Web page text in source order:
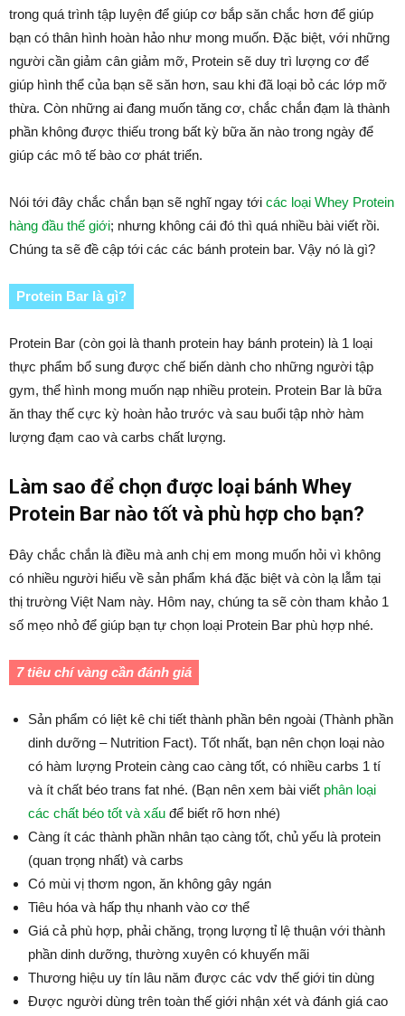
trong quá trình tập luyện để giúp cơ bắp săn chắc hơn để giúp
bạn có thân hình hoàn hảo như mong muốn. Đặc biệt, với những
người cần giảm cân giảm mỡ, Protein sẽ duy trì lượng cơ để
giúp hình thể của bạn sẽ săn hơn, sau khi đã loại bỏ các lớp mỡ
thừa. Còn những ai đang muốn tăng cơ, chắc chắn đạm là thành
phần không được thiếu trong bất kỳ bữa ăn nào trong ngày để
giúp các mô tế bào cơ phát triển.
Nói tới đây chắc chắn bạn sẽ nghĩ ngay tới các loại Whey Protein
hàng đầu thế giới; nhưng không cái đó thì quá nhiều bài viết rồi.
Chúng ta sẽ đề cập tới các các bánh protein bar. Vậy nó là gì?
Protein Bar là gì?
Protein Bar (còn gọi là thanh protein hay bánh protein) là 1 loại
thực phẩm bổ sung được chế biến dành cho những người tập
gym, thể hình mong muốn nạp nhiều protein. Protein Bar là bữa
ăn thay thế cực kỳ hoàn hảo trước và sau buổi tập nhờ hàm
lượng đạm cao và carbs chất lượng.
Làm sao để chọn được loại bánh Whey
Protein Bar nào tốt và phù hợp cho bạn?
Đây chắc chắn là điều mà anh chị em mong muốn hỏi vì không
có nhiều người hiểu về sản phẩm khá đặc biệt và còn lạ lẫm tại
thị trường Việt Nam này. Hôm nay, chúng ta sẽ còn tham khảo 1
số mẹo nhỏ để giúp bạn tự chọn loại Protein Bar phù hợp nhé.
7 tiêu chí vàng cần đánh giá
Sản phẩm có liệt kê chi tiết thành phần bên ngoài (Thành phần
dinh dưỡng – Nutrition Fact). Tốt nhất, bạn nên chọn loại nào
có hàm lượng Protein càng cao càng tốt, có nhiều carbs 1 tí
và ít chất béo trans fat nhé. (Bạn nên xem bài viết phân loại
các chất béo tốt và xấu để biết rõ hơn nhé)
Càng ít các thành phần nhân tạo càng tốt, chủ yếu là protein
(quan trọng nhất) và carbs
Có mùi vị thơm ngon, ăn không gây ngán
Tiêu hóa và hấp thụ nhanh vào cơ thể
Giá cả phù hợp, phải chăng, trọng lượng tỉ lệ thuận với thành
phần dinh dưỡng, thường xuyên có khuyến mãi
Thương hiệu uy tín lâu năm được các vdv thế giới tin dùng
Được người dùng trên toàn thế giới nhận xét và đánh giá cao